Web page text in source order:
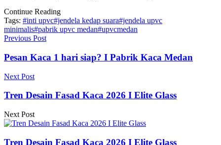
Continue Reading
Tags: #inti upvc#jendela kedap suara#jendela upvc
minimalis#pabrik upvc medan#upvcmedan
Previous Post
Pesan Kaca 1 hari siap? I Pabrik Kaca Medan
Next Post
Tren Desain Fasad Kaca 2026 I Elite Glass
Next Post
Tren Desain Fasad Kaca 2026 I Elite Glass